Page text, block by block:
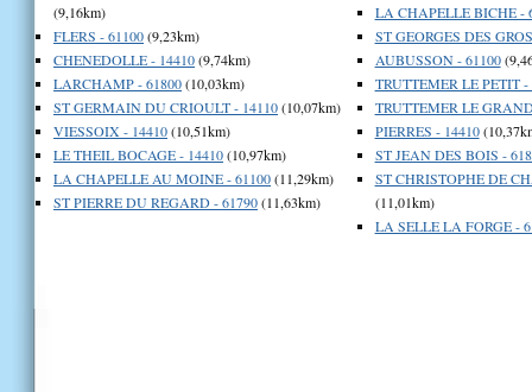
(9,16km)
FLERS - 61100(9,23km)
CHENEDOLLE - 14410(9,74km)
LARCHAMP - 61800(10,03km)
ST GERMAIN DU CRIOULT - 14110(10,07km)
VIESSOIX - 14410(10,51km)
LE THEIL BOCAGE - 14410(10,97km)
LA CHAPELLE AU MOINE - 61100(11,29km)
ST PIERRE DU REGARD - 61790(11,63km)
LA CHAPELLE BICHE -
ST GEORGES DES
AUBUSSON - 61100
TRUTTEMER LE PETIT -
TRUTTEMER LE
PIERRES - 14410
ST JEAN DES BOIS -
ST CHRISTOPHE DE
(11,01km)
LA SELLE LA FORGE -